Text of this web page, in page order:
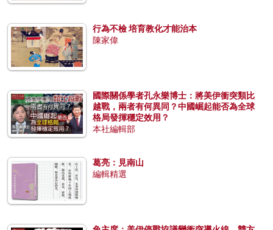
行為不檢 培育教化才能治本
陳家偉
國際關係學者孔永樂博士：將美伊衝突類比
越戰，兩者有何異同？中國崛起能否為全球
格局發揮穩定效用？
本社編輯部
葛亮：見南山
編輯精選